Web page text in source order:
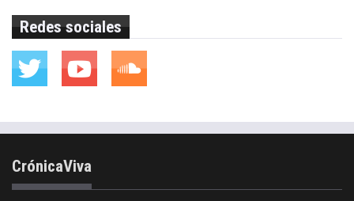
Redes sociales
CrónicaViva